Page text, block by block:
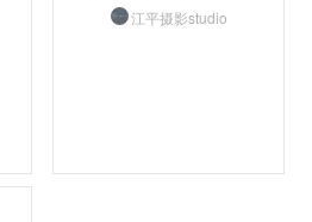
江平摄影studio